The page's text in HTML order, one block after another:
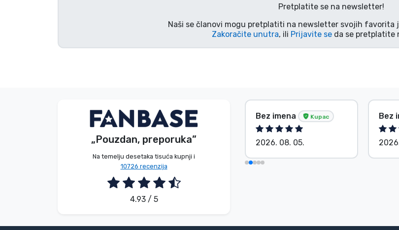
Pretplatite se na newsletter!
Naši se članovi mogu pretplatiti na newsletter svojih favorita
Zakoračite unutra, ili Prijavite seda se pretplatite
„Pouzdan, preporuka”
Na temelju desetaka tisuća kupnji i
10726 recenzija
4.93 / 5
E. Hipságh Kupac
2026. 08. 06.
Bez imena Kupac
2026. 08. 05.
Bez